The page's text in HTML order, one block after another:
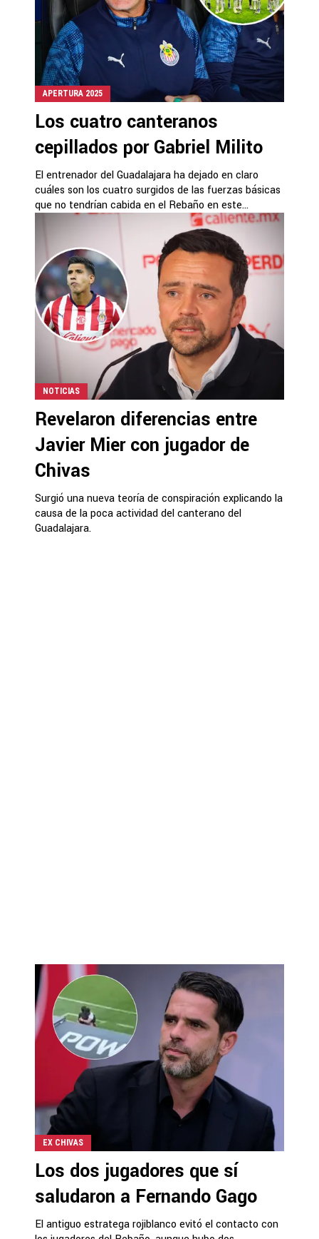
APERTURA 2025
Los cuatro canteranos
cepillados por Gabriel Milito
El entrenador del Guadalajara ha dejado en claro
cuáles son los cuatro surgidos de las fuerzas básicas
que no tendrían cabida en el Rebaño en este...
NOTICIAS
Revelaron diferencias entre
Javier Mier con jugador de
Chivas
Surgió una nueva teoría de conspiración explicando la
causa de la poca actividad del canterano del
Guadalajara.
EX CHIVAS
Los dos jugadores que sí
saludaron a Fernando Gago
El antiguo estratega rojiblanco evitó el contacto con